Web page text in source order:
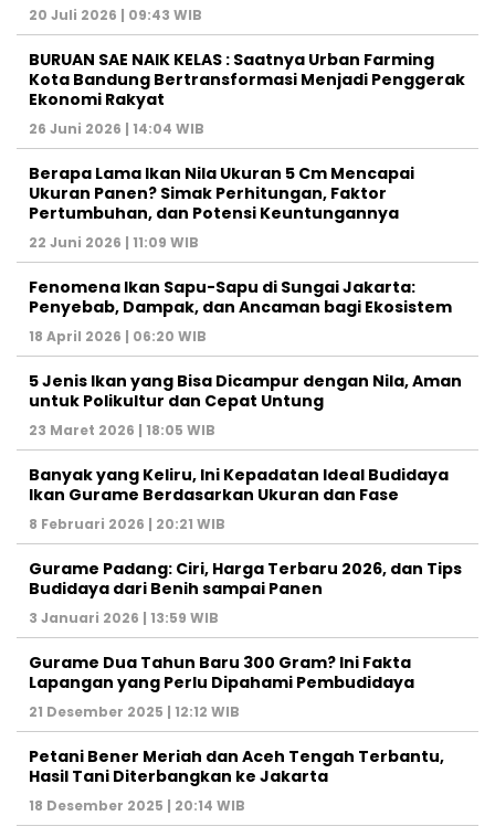
20 Juli 2026 | 09:43 WIB
BURUAN SAE NAIK KELAS : Saatnya Urban Farming
Kota Bandung Bertransformasi Menjadi Penggerak
Ekonomi Rakyat
26 Juni 2026 | 14:04 WIB
Berapa Lama Ikan Nila Ukuran 5 Cm Mencapai
Ukuran Panen? Simak Perhitungan, Faktor
Pertumbuhan, dan Potensi Keuntungannya
22 Juni 2026 | 11:09 WIB
Fenomena Ikan Sapu-Sapu di Sungai Jakarta:
Penyebab, Dampak, dan Ancaman bagi Ekosistem
18 April 2026 | 06:20 WIB
5 Jenis Ikan yang Bisa Dicampur dengan Nila, Aman
untuk Polikultur dan Cepat Untung
23 Maret 2026 | 18:05 WIB
Banyak yang Keliru, Ini Kepadatan Ideal Budidaya
Ikan Gurame Berdasarkan Ukuran dan Fase
8 Februari 2026 | 20:21 WIB
Gurame Padang: Ciri, Harga Terbaru 2026, dan Tips
Budidaya dari Benih sampai Panen
3 Januari 2026 | 13:59 WIB
Gurame Dua Tahun Baru 300 Gram? Ini Fakta
Lapangan yang Perlu Dipahami Pembudidaya
21 Desember 2025 | 12:12 WIB
Petani Bener Meriah dan Aceh Tengah Terbantu,
Hasil Tani Diterbangkan ke Jakarta
18 Desember 2025 | 20:14 WIB